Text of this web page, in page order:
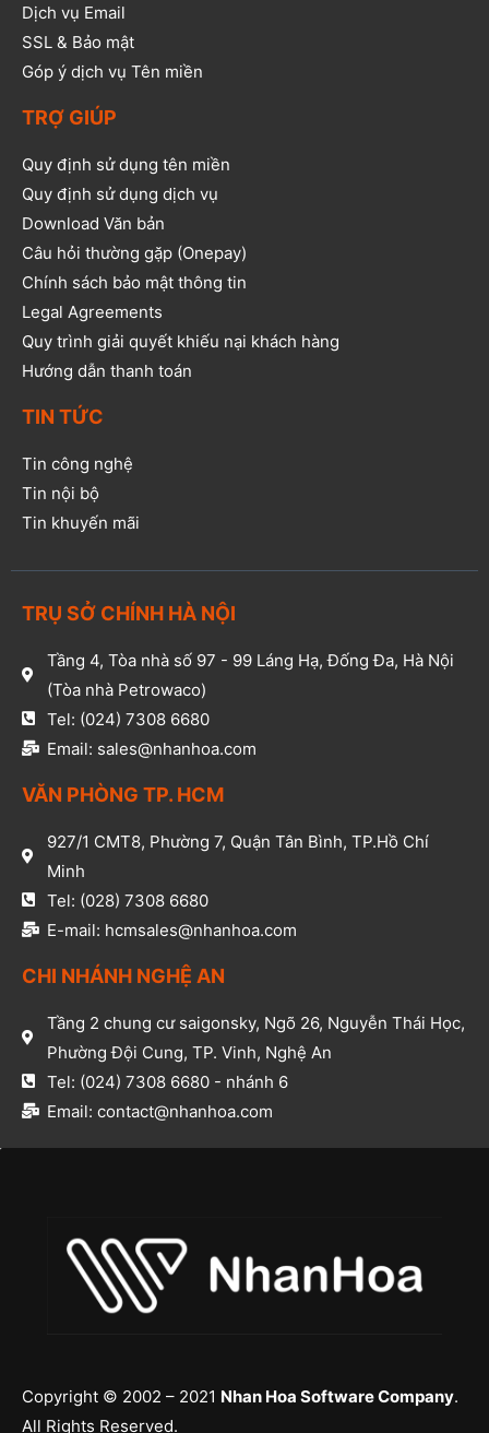
Dịch vụ Email
SSL & Bảo mật
Góp ý dịch vụ Tên miền
TRỢ GIÚP
Quy định sử dụng tên miền
Quy định sử dụng dịch vụ
Download Văn bản
Câu hỏi thường gặp (Onepay)
Chính sách bảo mật thông tin
Legal Agreements
Quy trình giải quyết khiếu nại khách hàng
Hướng dẫn thanh toán
TIN TỨC
Tin công nghệ
Tin nội bộ
Tin khuyến mãi
TRỤ SỞ CHÍNH HÀ NỘI
Tầng 4, Tòa nhà số 97 - 99 Láng Hạ, Đống Đa, Hà Nội
(Tòa nhà Petrowaco)
Tel: (024) 7308 6680
Email: sales@nhanhoa.com
VĂN PHÒNG TP. HCM​
927/1 CMT8, Phường 7, Quận Tân Bình, TP.Hồ Chí
Minh​
Tel: (028) 7308 6680​
E-mail: hcmsales@nhanhoa.com​
CHI NHÁNH NGHỆ AN​
Tầng 2 chung cư saigonsky, Ngõ 26, Nguyễn Thái Học,
Phường Đội Cung, TP. Vinh, Nghệ An​
Tel: (024) 7308 6680 - nhánh 6​
Email: contact@nhanhoa.com​
Copyright © 2002 – 2021 Nhan Hoa Software Company.
All Rights Reserved.